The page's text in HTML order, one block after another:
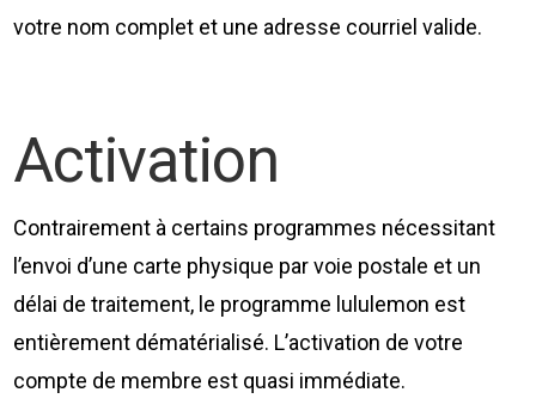
votre nom complet et une adresse courriel valide.
Activation
Contrairement à certains programmes nécessitant
l’envoi d’une carte physique par voie postale et un
délai de traitement, le programme lululemon est
entièrement dématérialisé. L’activation de votre
compte de membre est quasi immédiate.